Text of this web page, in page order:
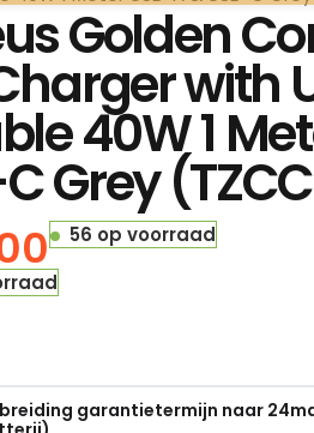
Golden
with
40W 1
Grey
56 op voorraad
garantietermijn naar